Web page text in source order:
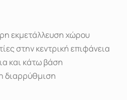
εκμετάλλευση χώρου
στην κεντρική επιφάνεια
και κάτω βάση
διαρρύθμιση